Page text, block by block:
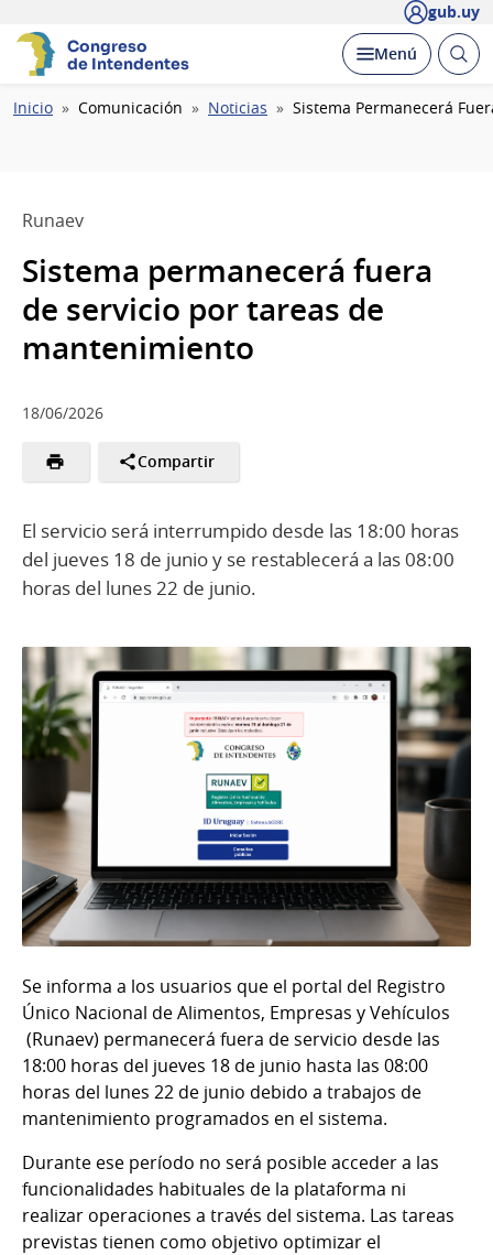
gub.uy
Congreso
de Intendentes
Desplegar
Menú Abrir
Ruta
Inicio Comunicación Noticias Sistema Permanecerá
Runaev
Sistema permanecerá fuera
de servicio por tareas de
mantenimiento
18/06/2026
Compartir
El servicio será interrumpido desde las 18:00 horas
del jueves 18 de junio y se restablecerá a las 08:00
horas del lunes 22 de junio.
Se informa a los usuarios que el portal del Registro
Único Nacional de Alimentos, Empresas y Vehículos
(Runaev) permanecerá fuera de servicio desde las
18:00 horas del jueves 18 de junio hasta las 08:00
horas del lunes 22 de junio debido a trabajos de
mantenimiento programados en el sistema.
Durante ese período no será posible acceder a las
funcionalidades habituales de la plataforma ni
realizar operaciones a través del sistema. Las tareas
previstas tienen como objetivo optimizar el